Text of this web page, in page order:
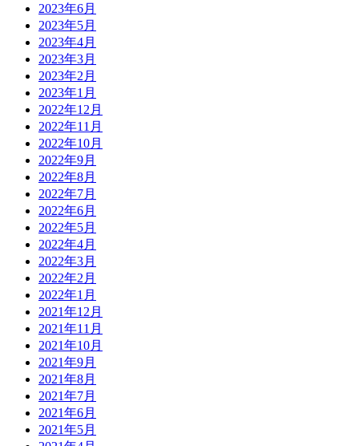
2023年6月
2023年5月
2023年4月
2023年3月
2023年2月
2023年1月
2022年12月
2022年11月
2022年10月
2022年9月
2022年8月
2022年7月
2022年6月
2022年5月
2022年4月
2022年3月
2022年2月
2022年1月
2021年12月
2021年11月
2021年10月
2021年9月
2021年8月
2021年7月
2021年6月
2021年5月